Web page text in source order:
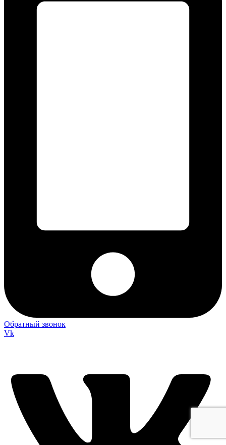
Обратный звонок
Vk